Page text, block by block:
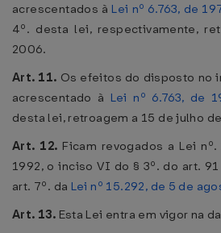
acrescentados à Lei nº 6.763, de
4º. desta lei, respectivamente,
2006.
Art. 11. Os efeitos do disposto no
acrescentado à Lei nº 6.763, de
desta lei, retroagem a 15 de julho
Art. 12. Ficam revogados a Lei
1992, o inciso VI do § 3º. do art. 91
art. 7º. da Lei nº 15.292, de 5 de
Art. 13. Esta Lei entra em vigor na